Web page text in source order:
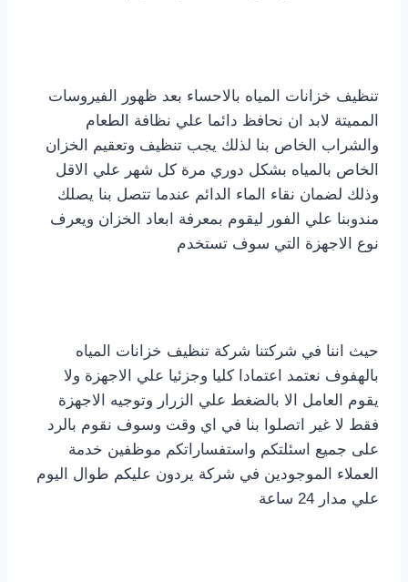
تنظيف خزانات المياه بالاحساء بعد ظهور الفيروسات
المميتة لابد ان نحافظ دائما علي نظافة الطعام
والشراب الخاص بنا لذلك يجب تنظيف وتعقيم الخزان
الخاص بالمياه بشكل دوري مرة كل شهر علي الاقل
وذلك لضمان نقاء الماء الدائم عندما تتصل بنا يصلك
مندوبنا علي الفور ليقوم بمعرفة ابعاد الخزان ويعرف
نوع الاجهزة التي سوف تستخدم
حيث اننا في شركتنا شركة تنظيف خزانات المياه
بالهفوف نعتمد اعتمادا كليا وجزئيا علي الاجهزة ولا
يقوم العامل الا بالضغط علي الزرار وتوجيه الاجهزة
فقط لا غير اتصلوا بنا في اي وقت وسوف نقوم بالرد
على جميع اسئلتكم واستفساراتكم موظفين خدمة
العملاء الموجودين في شركة يردون عليكم طوال اليوم
علي مدار 24 ساعة